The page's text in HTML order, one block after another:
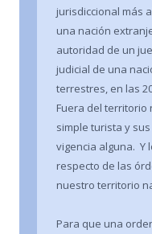
jurisdiccional más
una nación
autoridad de un
judicial de una
terrestres, en las
Fuera del territorio
simple turista y
vigencia alguna. Y
respecto de las
nuestro territorio
Para que una